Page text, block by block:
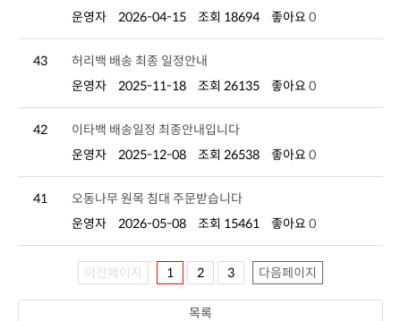
운영자
2026-04-15 조회 18694 좋아요 0
43
허리백 배송 최종 일정안내
운영자
2025-11-18 조회 26135 좋아요 0
42
이타백 배송일정 최종안내입니다
운영자
2025-12-08 조회 26538 좋아요 0
41
오동나무 원목 침대 주문받습니다
운영자
2026-05-08 조회 15461 좋아요 0
이전페이지 1 2 3 다음페이지
목록